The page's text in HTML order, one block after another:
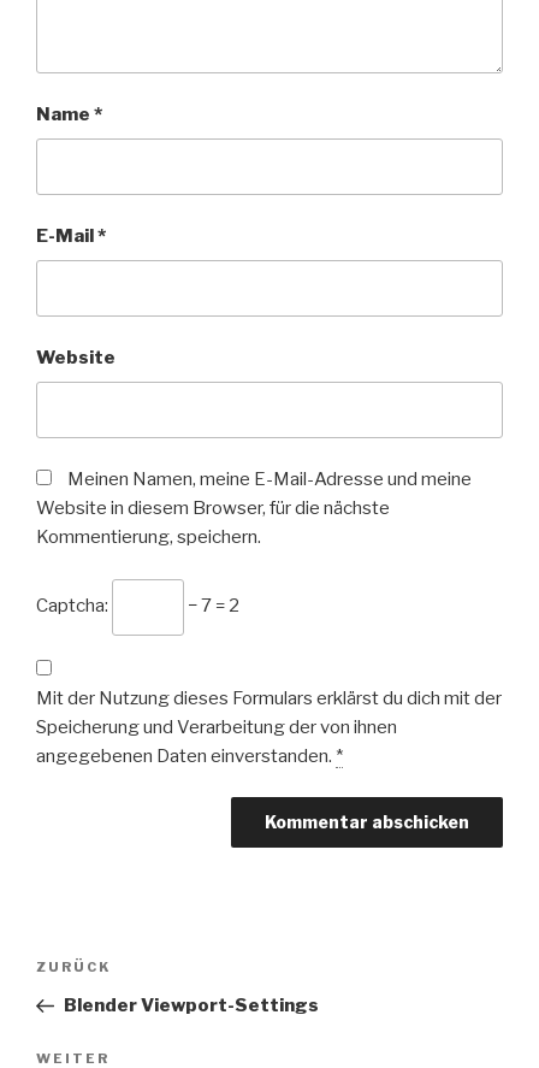
Name *
E-Mail*
Website
Meinen Namen, meine E-Mail-Adresse und meine
Website in diesem Browser, für die nächste
Kommentierung, speichern.
Captcha: − 7 = 2
Mit der Nutzung dieses Formulars erklärst du dich mit der
Speicherung und Verarbeitung der von ihnen
angegebenen Daten einverstanden. *
Beitrags-
Vorheriger
Beitrag
ZURÜCK
Blender Viewport-Settings
Nächster
WEITER